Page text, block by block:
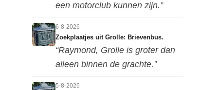
een motorclub kunnen zijn.”
6-8-2026
Zoekplaatjes uit Grolle: Brievenbus.
“Raymond, Grolle is groter dan
alleen binnen de grachte.”
5-8-2026